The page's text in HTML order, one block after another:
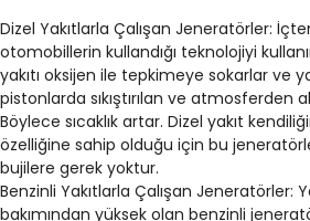
Dizel Yakıtlarla Çalışan Jeneratörler:
otomobillerin kullandığı teknolojiyi
yakıtı oksijen ile tepkimeye sokarlar ve
pistonlarda sıkıştırılan ve atmosferden
Böylece sıcaklık artar. Dizel yakıt
özelliğine sahip olduğu için bu
bujilere gerek yoktur.
Benzinli Yakıtlarla Çalışan Jeneratörler:
bakımından yüksek olan benzinli